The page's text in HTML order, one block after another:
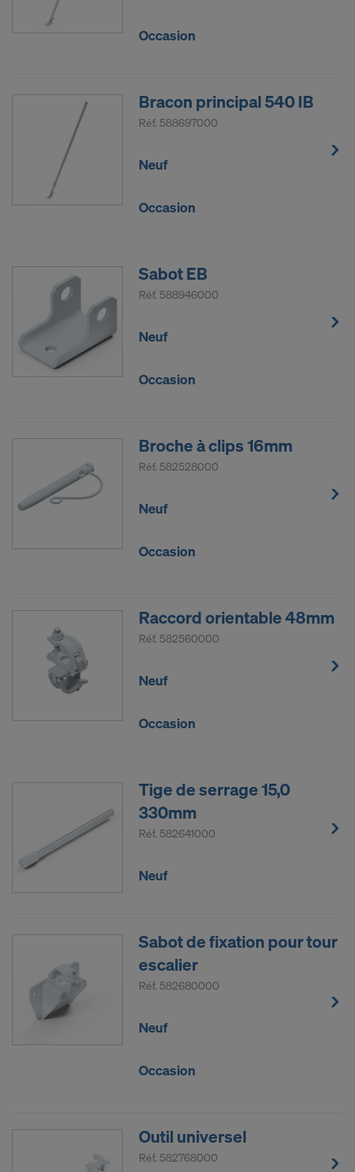
Occasion
Bracon principal 540 IB
Réf. 588697000
Neuf
Occasion
Sabot EB
Réf. 588946000
Neuf
Occasion
Broche à clips 16mm
Réf. 582528000
Neuf
Occasion
Raccord orientable 48mm
Réf. 582560000
Neuf
Occasion
Tige de serrage 15,0
330mm
Réf. 582641000
Neuf
Sabot de fixation pour tour
escalier
Réf. 582680000
Neuf
Occasion
Outil universel
Réf. 582768000